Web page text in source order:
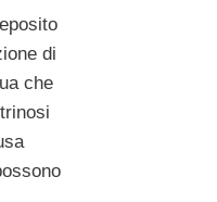
di
che